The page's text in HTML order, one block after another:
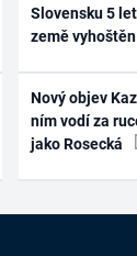
Slovensku 5
země vyhoštěn
Nový objev
ním vodí za
jako Rosecká